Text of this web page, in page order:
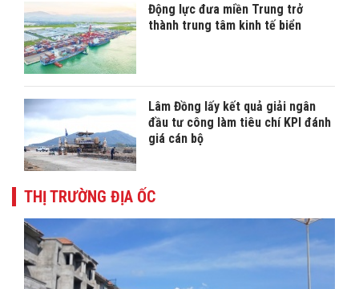
Động lực đưa miền Trung trở
thành trung tâm kinh tế biển
Lâm Đồng lấy kết quả giải ngân
đầu tư công làm tiêu chí KPI đánh
giá cán bộ
THỊ TRƯỜNG ĐỊA ỐC